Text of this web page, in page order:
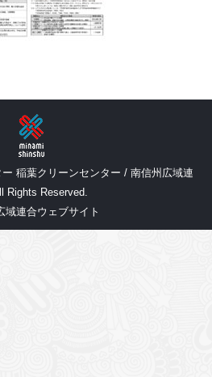
稲葉クリーンセンター / 南信州広域連
Rights Reserved.
域連合ウェブサイト